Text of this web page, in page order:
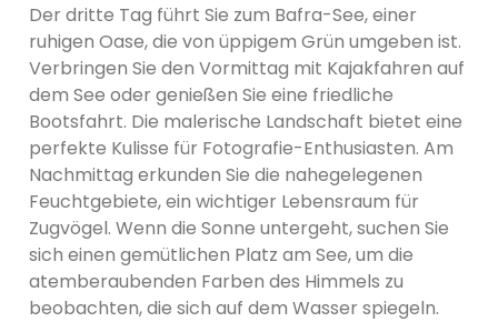
Der dritte Tag führt Sie zum Bafra-See, einer
ruhigen Oase, die von üppigem Grün umgeben ist.
Verbringen Sie den Vormittag mit Kajakfahren auf
dem See oder genießen Sie eine friedliche
Bootsfahrt. Die malerische Landschaft bietet eine
perfekte Kulisse für Fotografie-Enthusiasten. Am
Nachmittag erkunden Sie die nahegelegenen
Feuchtgebiete, ein wichtiger Lebensraum für
Zugvögel. Wenn die Sonne untergeht, suchen Sie
sich einen gemütlichen Platz am See, um die
atemberaubenden Farben des Himmels zu
beobachten, die sich auf dem Wasser spiegeln.